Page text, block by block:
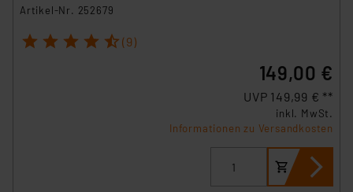
IP66
Artikel-Nr. 252679
1 2 3 4 5 (9)
149,00 €
UVP 149,99 € **
inkl. MwSt.
Informationen zu Versandkosten